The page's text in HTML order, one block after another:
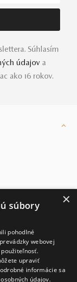
Súhlasím
údajov a
ako 16 rokov.
×
súbory
pohodlné
webovej
upraviť
informácie sa
údajov.